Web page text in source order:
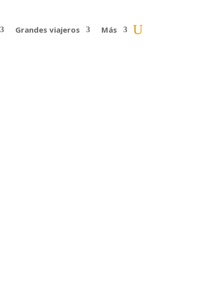
Grandes viajeros Más